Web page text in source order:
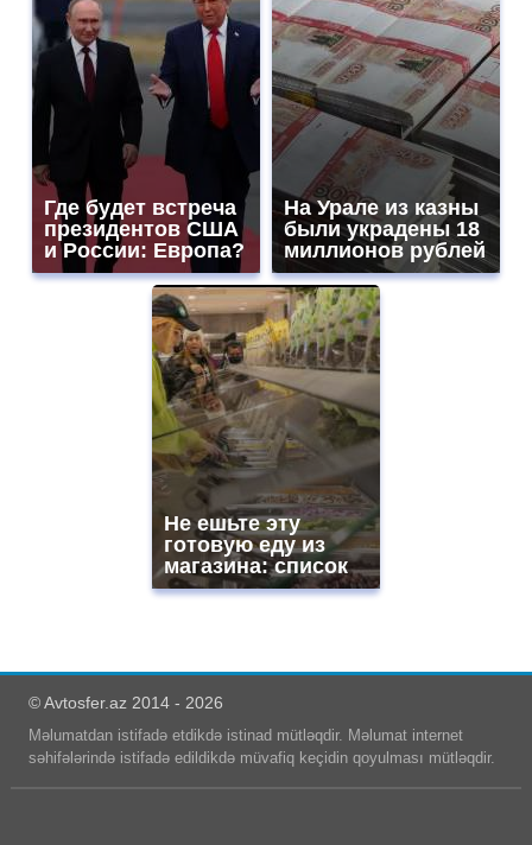
Где будет встреча
президентов США
и России: Европа?
На Урале из казны
были украдены 18
миллионов рублей
Не ешьте эту
готовую еду из
магазина: список
© Avtosfer.az 2014 - 2026
Məlumatdan istifadə etdikdə istinad mütləqdir. Məlumat internet
səhifələrində istifadə edildikdə müvafiq keçidin qoyulması mütləqdir.